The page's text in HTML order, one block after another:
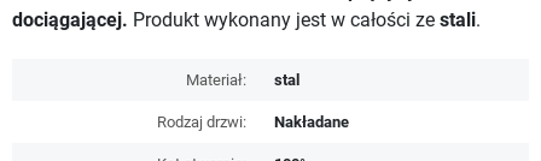
dociągającej. Produkt wykonany jest w całości ze stali.
Materiał: stal
Rodzaj drzwi: Nakładane